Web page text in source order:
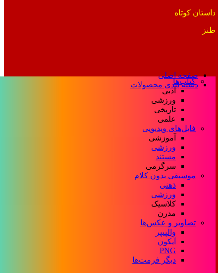
داستان کوتاه
طنز
صفحه اصلی
دسته بندی محصولات
کتاب‌ها
ادبی
ورزشی
تاریخی
علمی
فایل‌های ویدیویی
آموزشی
ورزشی
مستند
سرگرمی
موسیقی بدون کلام
ذهنی
ورزشی
کلاسیک
مدرن
تصاویر و عکس‌ها
والپیپر
آیکون
PNG
دیگر فرمت‌ها